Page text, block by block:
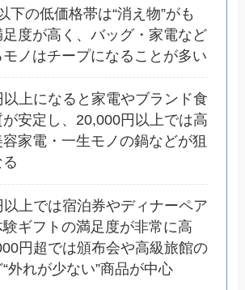
下の低価格帯は“消え物”がも
足度が高く、バッグ・家電など
ノはチープになることが多い
以上になると家電やブランド食
安定し、20,000円以上では高
家電・一生モノの鍋などが狙
以上では宿泊券やディナーペア
ギフトの満足度が非常に高
円超では頒布会や高級旅館の
外れが少ない”商品が中心